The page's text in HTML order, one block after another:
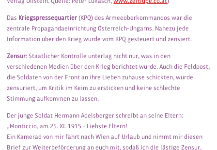
Das Kriegspressequartier (KPQ) des Armeeoberkommandos war die
zentrale Propagandaeinrichtung Österreich-Ungarns. Nahezu jede
Information über den Krieg wurde vom KPQ gesteuert und zensiert.
Zensur: Staatlicher Kontrolle unterlag nicht nur, was in den
verschiedenen Medien über den Krieg berichtet wurde. Auch die Feldpost,
die Soldaten von der Front an ihre Lieben zuhause schickten, wurde
zensuriert, um Kritik im Keim zu ersticken und keine schlechte
Stimmung aufkommen zu lassen.
Der junge Soldat Hermann Adelsberger schreibt an seine Eltern:
„Monticcio, am 25. XI. 1915 - Liebste Eltern!
Ein Kamerad von mir fährt nach Wien auf Urlaub und nimmt mir diesen
Brief zur Weiterbeförderung an euch mit, sodaß ich die lästige Zensur,